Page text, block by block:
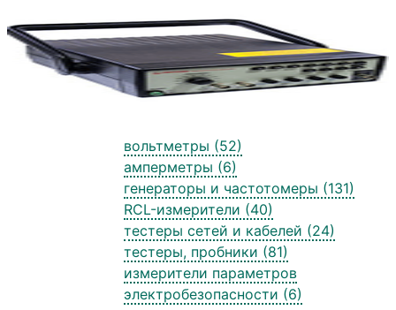
вольтметры (52)
амперметры (6)
генераторы и частотомеры (131)
RCL-измерители (40)
тестеры сетей и кабелей (24)
тестеры, пробники (81)
измерители параметров
электробезопасности (6)